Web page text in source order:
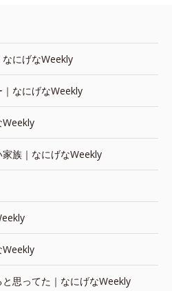
にげなWeekly
なにげなWeekly
Weekly
族｜なにげなWeekly
Weekly
思ってた｜なにげなWeekly